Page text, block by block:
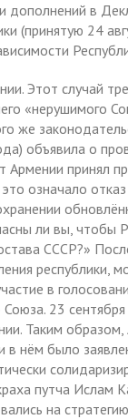
дополнений в
(принятую 24
Этот случай
«нерушимого
же
объявила о
принял
означало
ли вы, чтобы
СССР?»
республики,
в
23
Таким
в нём было
путча
на